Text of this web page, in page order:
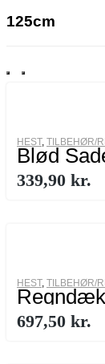
125cm
HEST, TILBEHØR/
Blød
339,90 kr.
HEST, TILBEHØR/
697,50 kr.